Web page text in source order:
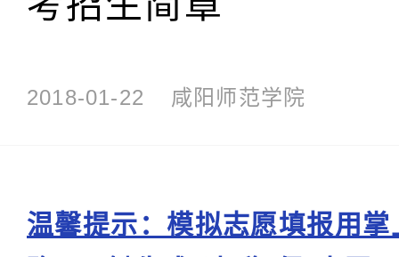
2018-01-22 咸阳师范学院
温馨提示：模拟志愿填报用